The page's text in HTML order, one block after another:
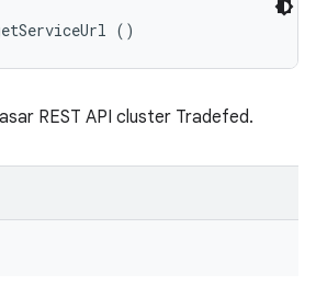
()
REST API cluster Tradefed.